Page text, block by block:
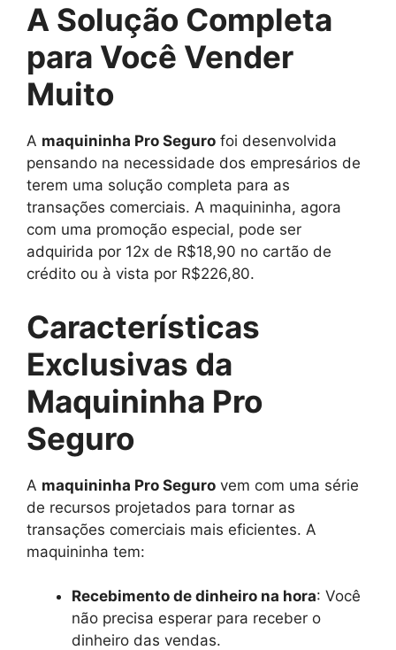
A Solução Completa
para Você Vender
Muito
A maquininha Pro Seguro foi desenvolvida
pensando na necessidade dos empresários de
terem uma solução completa para as
transações comerciais. A maquininha, agora
com uma promoção especial, pode ser
adquirida por 12x de R$18,90 no cartão de
crédito ou à vista por R$226,80.
Características
Exclusivas da
Maquininha Pro
Seguro
A maquininha Pro Seguro vem com uma série
de recursos projetados para tornar as
transações comerciais mais eficientes. A
maquininha tem:
Recebimento de dinheiro na hora: Você
não precisa esperar para receber o
dinheiro das vendas.